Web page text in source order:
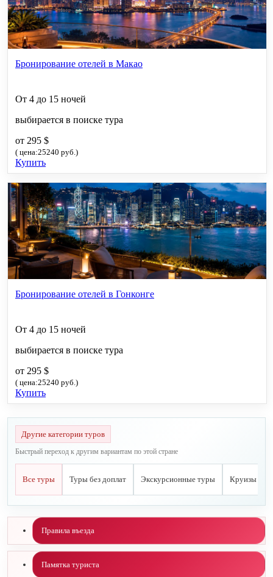
Бронирование отелей в Макао
От 4 до 15 ночей
выбирается в поиске тура
от 295 $
( цена:25240 руб.)
Купить
Бронирование отелей в Гонконге
От 4 до 15 ночей
выбирается в поиске тура
от 295 $
( цена:25240 руб.)
Купить
Другие категории туров
Быстрый переход к другим вариантам по этой стране
Все туры Туры без доплат Экскурсионные туры Круизы
Правила въезда
Памятка туриста